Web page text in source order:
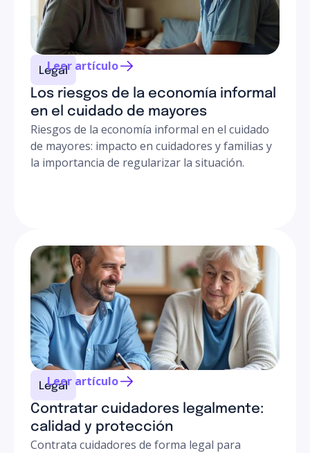
Legal
Los riesgos de la economía informal
en el cuidado de mayores
Riesgos de la economía informal en el cuidado
de mayores: impacto en cuidadores y familias y
la importancia de regularizar la situación.
Leer artículo
Legal
Contratar cuidadores legalmente:
calidad y protección
Contrata cuidadores de forma legal para
Leer artículo